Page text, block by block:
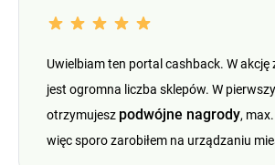
Uwielbiam ten portal cashback. W
jest ogromna liczba sklepów. W
otrzymujesz podwójne nagrody,
więc sporo zarobiłem na urządzaniu